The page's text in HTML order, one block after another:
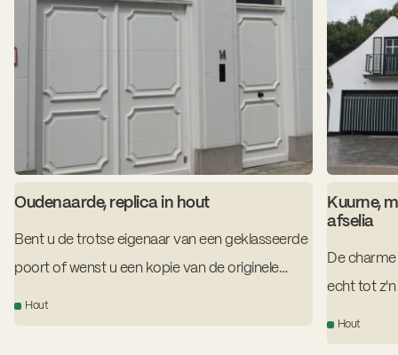
Oudenaarde, replica in hout
Bent u de trotse eigenaar van een geklasseerde
poort of wenst u een kopie van de originele
Hout
Kuurne,
afselia
De
echt tot z'n
Hout